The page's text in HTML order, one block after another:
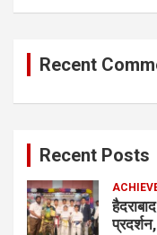
Recent
Recent Posts